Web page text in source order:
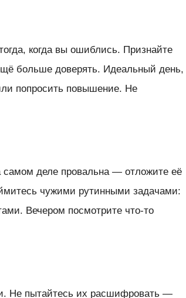
когда вы ошиблись. Признайте
больше доверять. Идеальный день,
попросить повышение. Не
самом деле провальна — отложите её
чужими рутинными задачами:
Вечером посмотрите что-то
Не пытайтесь их расшифровать —